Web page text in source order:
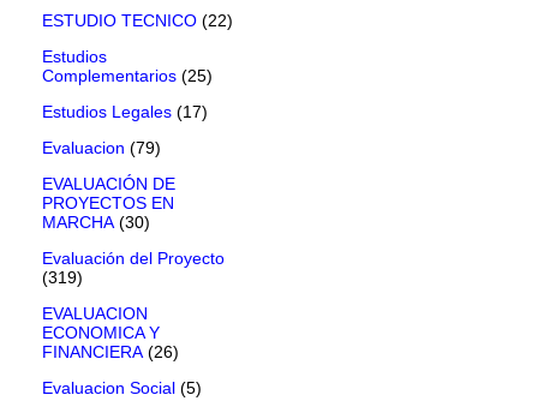
ESTUDIO TECNICO (22)
Estudios
Complementarios (25)
Estudios Legales (17)
Evaluacion (79)
EVALUACIÓN DE
PROYECTOS EN
MARCHA (30)
Evaluación del Proyecto
(319)
EVALUACION
ECONOMICA Y
FINANCIERA (26)
Evaluacion Social (5)